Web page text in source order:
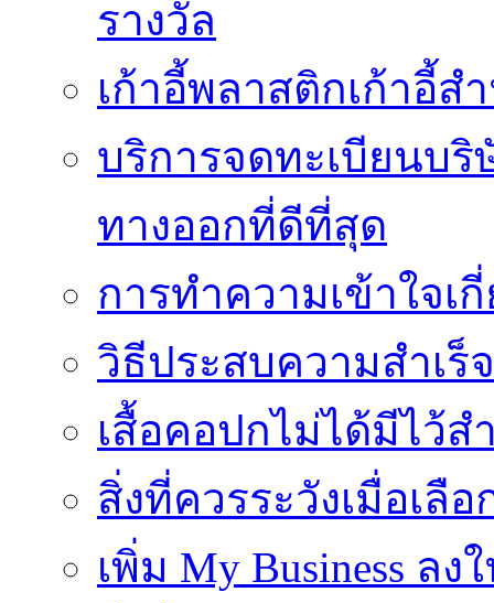
รางวัล
เก้าอี้พลาสติกเก้าอี้
บริการจดทะเบียนบ
ทางออกที่ดีที่สุด
การทำความเข้าใจเ
วิธีประสบความสำเ
เสื้อคอปกไม่ได้มีไว้
สิ่งที่ควรระวังเมื่อเลื
เพิ่ม My Business ลง